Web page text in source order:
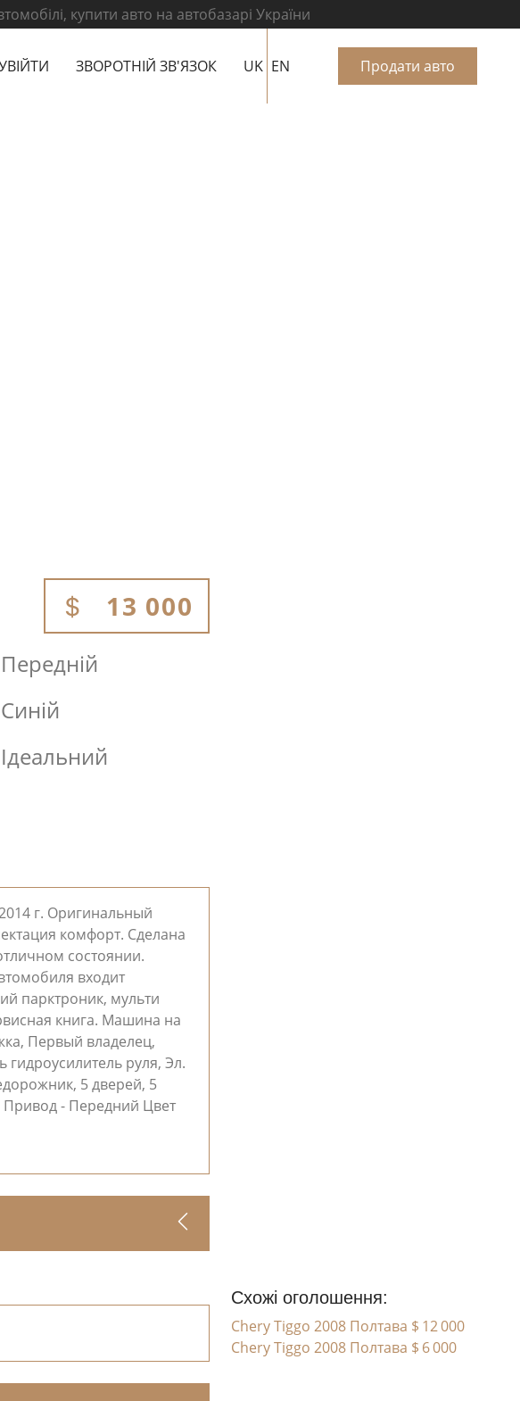
купити авто на автобазарі України
ЗВОРОТНІЙ ЗВ'ЯЗОК UK EN Продати авто
13 000
Передній
Синій
Ідеальний
г. Оригинальный
комфорт. Сделана
состоянии.
входит
парктроник, мульти
книга. Машина на
Первый владелец,
руля, Эл.
5 дверей, 5
Привод - Передний Цвет
Схожі оголошення:
Chery Tiggo 2008 Полтава $ 12 000
Chery Tiggo 2008 Полтава $ 6 000